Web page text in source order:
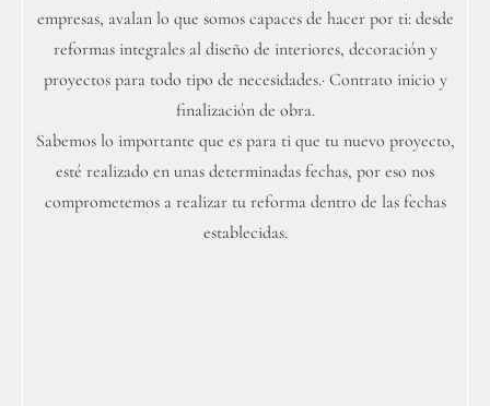
empresas, avalan lo que somos capaces de hacer por ti: desde
reformas integrales al diseño de interiores, decoración y
proyectos para todo tipo de necesidades.· Contrato inicio y
finalización de obra.
Sabemos lo importante que es para ti que tu nuevo proyecto,
esté realizado en unas determinadas fechas, por eso nos
comprometemos a realizar tu reforma dentro de las fechas
establecidas.